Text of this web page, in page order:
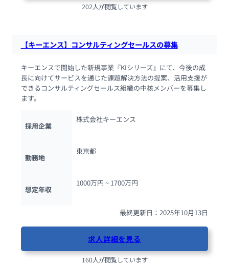
202人が閲覧しています
【キーエンス】コンサルティングセールスの募集
キーエンスで開始した新規事業『KIシリーズ』にて、今後の成
長に向けてサービスを通じた課題解決方法の提案、活用支援が
できるコンサルティングセールス組織の中核メンバーを募集し
ます。
採用企業
株式会社キーエンス
勤務地
東京都
想定年収
1000万円 ~ 1700万円
最終更新日：2025年10月13日
求人詳細を見る
160人が閲覧しています